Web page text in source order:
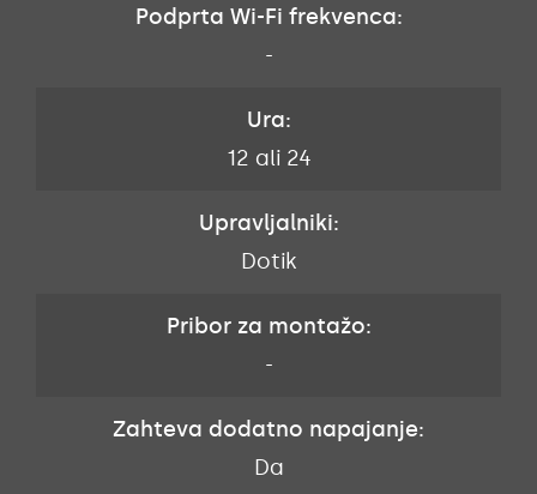
Podprta Wi-Fi frekvenca:
-
Ura:
12 ali 24
Upravljalniki:
Dotik
Pribor za montažo:
-
Zahteva dodatno napajanje:
Da